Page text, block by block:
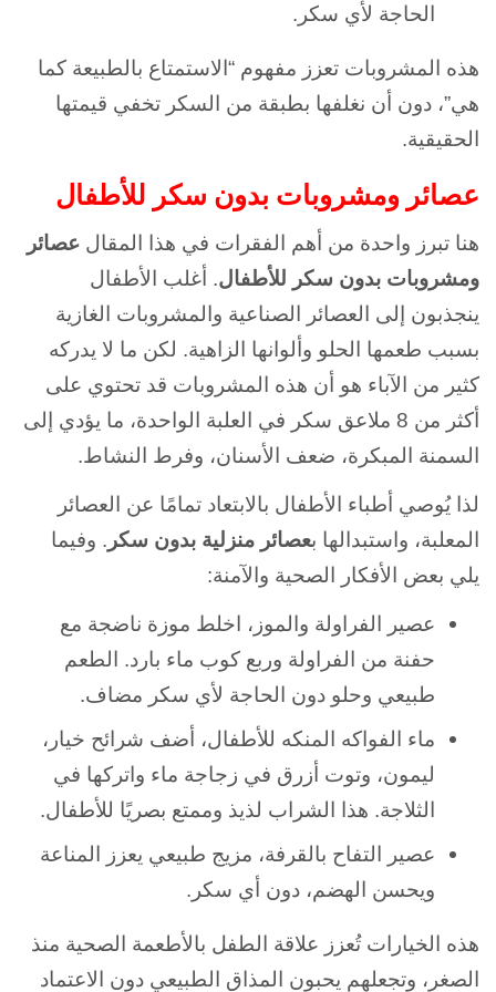
الحاجة لأي سكر.
هذه المشروبات تعزز مفهوم “الاستمتاع بالطبيعة كما
هي”، دون أن نغلفها بطبقة من السكر تخفي قيمتها
الحقيقية.
عصائر ومشروبات بدون سكر للأطفال
هنا تبرز واحدة من أهم الفقرات في هذا المقال عصائر
ومشروبات بدون سكر للأطفال. أغلب الأطفال
ينجذبون إلى العصائر الصناعية والمشروبات الغازية
بسبب طعمها الحلو وألوانها الزاهية. لكن ما لا يدركه
كثير من الآباء هو أن هذه المشروبات قد تحتوي على
أكثر من 8 ملاعق سكر في العلبة الواحدة، ما يؤدي إلى
السمنة المبكرة، ضعف الأسنان، وفرط النشاط.
لذا يُوصي أطباء الأطفال بالابتعاد تمامًا عن العصائر
المعلبة، واستبدالها بعصائر منزلية بدون سكر . وفيما
يلي بعض الأفكار الصحية والآمنة:
عصير الفراولة والموز، اخلط موزة ناضجة مع
حفنة من الفراولة وربع كوب ماء بارد. الطعم
طبيعي وحلو دون الحاجة لأي سكر مضاف.
ماء الفواكه المنكه للأطفال، أضف شرائح خيار،
ليمون، وتوت أزرق في زجاجة ماء واتركها في
الثلاجة. هذا الشراب لذيذ وممتع بصريًا للأطفال.
عصير التفاح بالقرفة، مزيج طبيعي يعزز المناعة
ويحسن الهضم، دون أي سكر.
هذه الخيارات تُعزز علاقة الطفل بالأطعمة الصحية منذ
الصغر، وتجعلهم يحبون المذاق الطبيعي دون الاعتماد